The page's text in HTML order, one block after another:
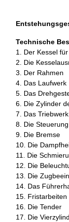
Technische
1. Der Kessel
2. Die
3. Der Rahmen
4. Das Laufwerk
5. Das
6. Die Zylinder
7. Das Triebwerk
8. Die
9. Die Bremse
10. Die
11. Die
12. Die
13. Die
14. Das
15. Fristarbeiten
16. Die Tender
17. Die